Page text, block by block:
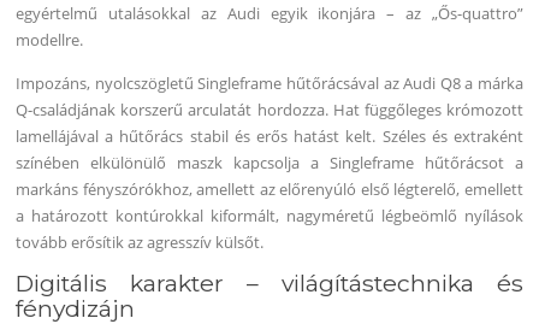
egyértelmű utalásokkal az Audi egyik ikonjára – az „Ős-quattro”
modellre.
Impozáns, nyolcszögletű Singleframe hűtőrácsával az Audi Q8 a márka
Q-családjának korszerű arculatát hordozza. Hat függőleges krómozott
lamellájával a hűtőrács stabil és erős hatást kelt. Széles és extraként
színében elkülönülő maszk kapcsolja a Singleframe hűtőrácsot a
markáns fényszórókhoz, amellett az előrenyúló első légterelő, emellett
a határozott kontúrokkal kiformált, nagyméretű légbeömlő nyílások
tovább erősítik az agresszív külsőt.
Digitális karakter – világítástechnika és
fénydizájn